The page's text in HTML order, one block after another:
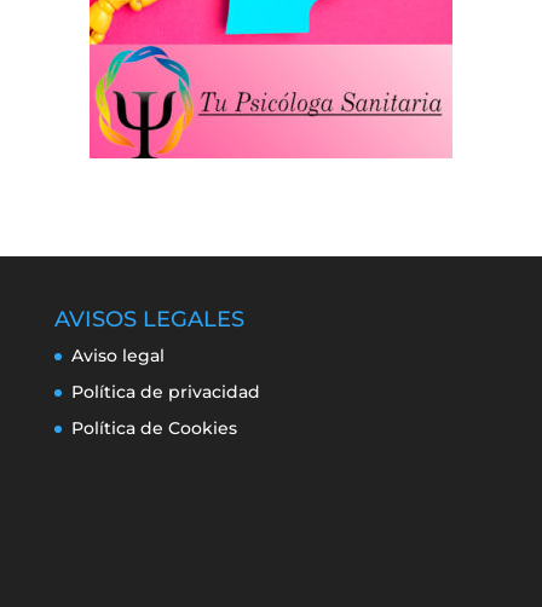
AVISOS LEGALES
Aviso legal
Política de privacidad
Política de Cookies